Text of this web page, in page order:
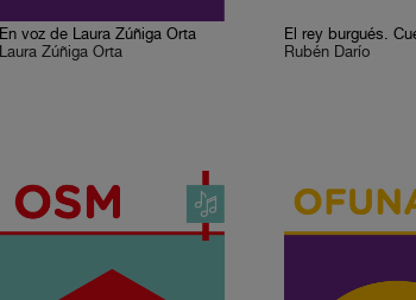
En voz de Laura Zúñiga Orta
Laura Zúñiga Orta
El rey burgués.
Rubén Darío